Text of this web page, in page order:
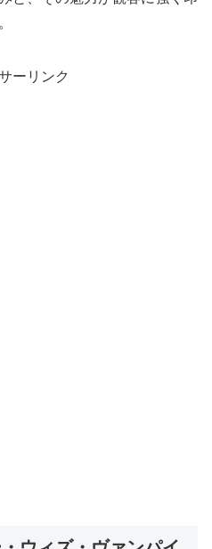
ーリンク